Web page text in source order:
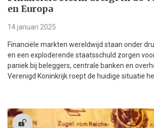
en Europa
14 januari 2025
Financiële markten wereldwijd staan onder
en een exploderende staatsschuld zorgen
paniek bij beleggers, centrale banken en
Verenigd Koninkrijk roept de huidige situatie